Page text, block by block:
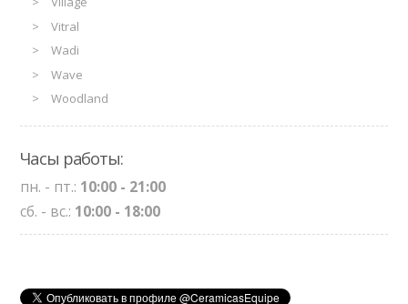
Vitral
Wadi
Wave
Woodland
Часы работы:
пн. - пт.: 10:00 - 21:00
сб. - вс.: 10:00 - 18:00